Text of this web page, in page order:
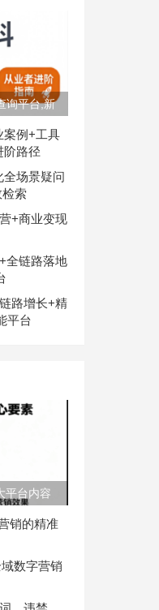
询平台,新
案例+工具
阶路径
全场景疑问
索
+商业变现
全链路落地
路增长+精
平台
平台内容
销的精准
数字营销